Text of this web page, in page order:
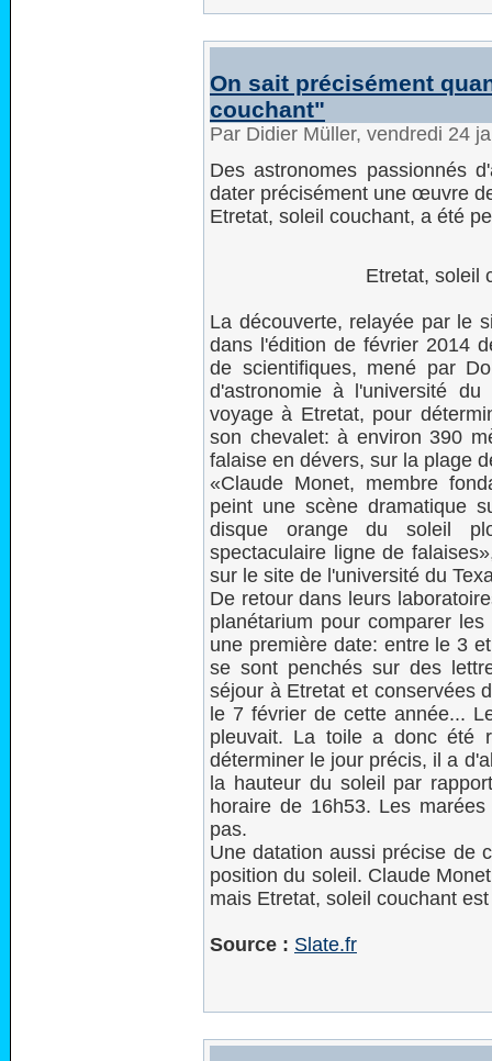
On sait précisément
couchant"
Par Didier Müller, vendredi 24
Des astronomes passionnés
dater précisément une œuvre
Etretat, soleil couchant, a été
Etretat, soleil
La découverte, relayée par le
dans l'édition de février 2014
de scientifiques, mené par
d'astronomie à l'université
voyage à Etretat, pour
son chevalet: à environ 390
falaise en dévers, sur la plage
«Claude Monet, membre
peint une scène dramatique
disque orange du soleil
spectaculaire ligne de
sur le site de l'université du
De retour dans leurs
planétarium pour comparer
une première date: entre le 3
se sont penchés sur des
séjour à Etretat et conservées
le 7 février de cette année...
pleuvait. La toile a donc été
déterminer le jour précis, il a
la hauteur du soleil par
horaire de 16h53. Les
pas.
Une datation aussi précise de
position du soleil. Claude
mais Etretat, soleil couchant
Source : Slate.fr